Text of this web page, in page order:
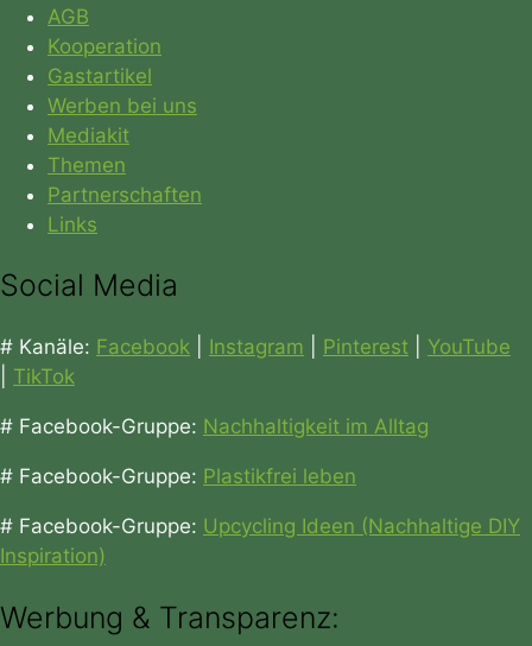
AGB
Kooperation
Gastartikel
Werben bei uns
Mediakit
Themen
Partnerschaften
Links
Social Media
# Kanäle: Facebook Instagram Pinterest
YouTube
TikTok
# Facebook-Gruppe: Nachhaltigkeit im Alltag
# Facebook-Gruppe: Plastikfrei leben
# Facebook-Gruppe: Upcycling Ideen (Nachhaltige DIY
Inspiration)
Werbung & Transparenz: